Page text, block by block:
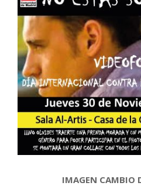
IMAGEN CAMBIO